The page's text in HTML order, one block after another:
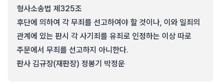
형사소송법 제325조
후단에 의하여 각 무죄를 선고하여야 할 것이나, 이와 일죄의
관계에 있는 판시 각 사기죄를 유죄로 인정하는 이상 따로
주문에서 무죄를 선고하지 아니한다.
판사 김규장(재판장) 정봉기 박정운